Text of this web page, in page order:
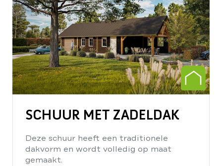
SCHUUR MET ZADELDAK
Deze schuur heeft een traditionele
dakvorm en wordt volledig op maat
gemaakt.